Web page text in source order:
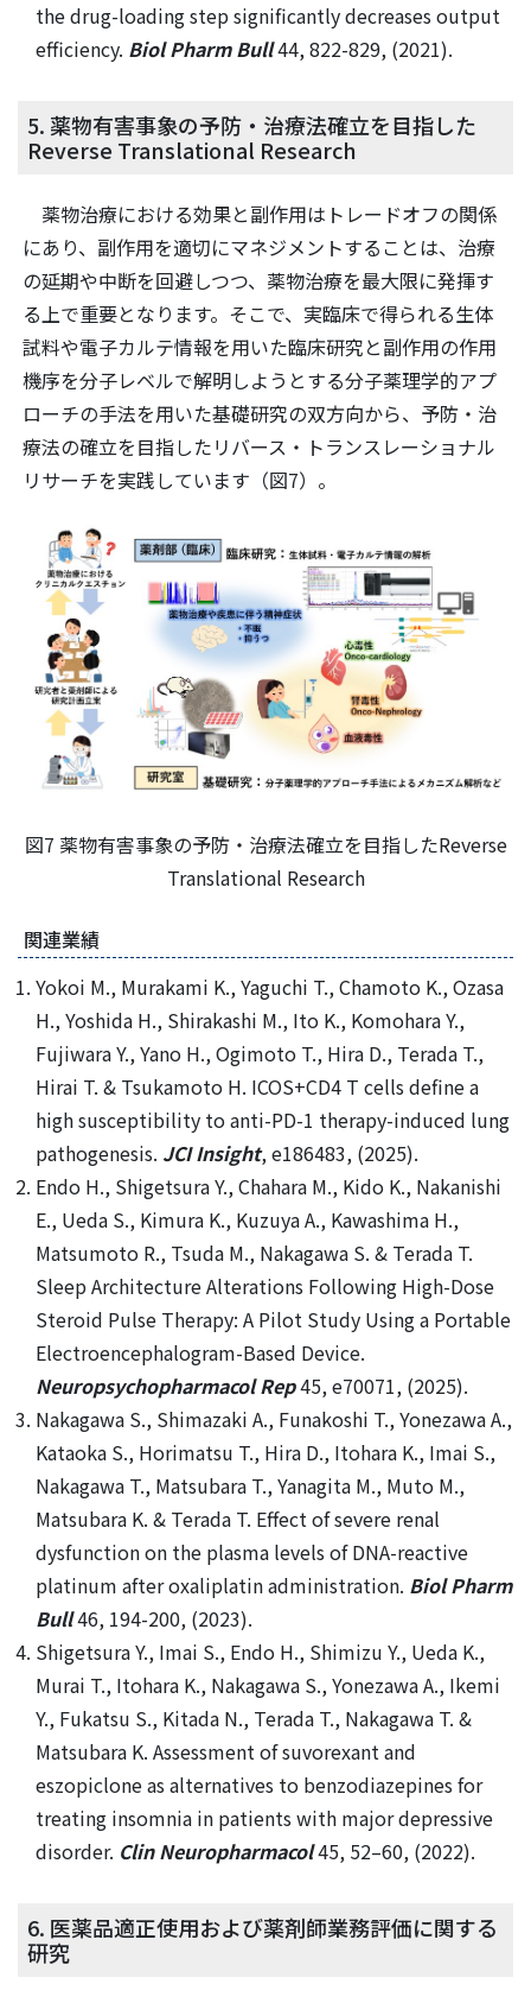
the drug-loading step significantly decreases output
efficiency. Biol Pharm Bull44, 822-829, (2021).
5. 薬物有害事象の予防・治療法確立を目指した
Reverse Translational Research
薬物治療における効果と副作用はトレードオフの関係
にあり、副作用を適切にマネジメントすることは、治療
の延期や中断を回避しつつ、薬物治療を最大限に発揮す
る上で重要となります。そこで、実臨床で得られる生体
試料や電子カルテ情報を用いた臨床研究と副作用の作用
機序を分子レベルで解明しようとする分子薬理学的アプ
ローチの手法を用いた基礎研究の双方向から、予防・治
療法の確立を目指したリバース・トランスレーショナル
リサーチを実践しています（図7）。
図7 薬物有害事象の予防・治療法確立を目指したReverse
Translational Research
関連業績
Yokoi M., Murakami K., Yaguchi T., Chamoto K., Ozasa
H., Yoshida H., Shirakashi M., Ito K., Komohara Y.,
Fujiwara Y., Yano H., Ogimoto T., Hira D., Terada T.,
Hirai T. & Tsukamoto H. ICOS+CD4 T cells define a
high susceptibility to anti-PD-1 therapy-induced lung
pathogenesis. JCI Insight, e186483, (2025).
Endo H., Shigetsura Y., Chahara M., Kido K., Nakanishi
E., Ueda S., Kimura K., Kuzuya A., Kawashima H.,
Matsumoto R., Tsuda M., Nakagawa S. & Terada T.
Sleep Architecture Alterations Following High-Dose
Steroid Pulse Therapy: A Pilot Study Using a Portable
Electroencephalogram-Based Device.
Neuropsychopharmacol Rep45, e70071, (2025).
Nakagawa S., Shimazaki A., Funakoshi T., Yonezawa A.,
Kataoka S., Horimatsu T., Hira D., Itohara K., Imai S.,
Nakagawa T., Matsubara T., Yanagita M., Muto M.,
Matsubara K. & Terada T. Effect of severe renal
dysfunction on the plasma levels of DNA-reactive
platinum after oxaliplatin administration. Biol Pharm
Bull46, 194-200, (2023).
Shigetsura Y., Imai S., Endo H., Shimizu Y., Ueda K.,
Murai T., Itohara K., Nakagawa S., Yonezawa A., Ikemi
Y., Fukatsu S., Kitada N., Terada T., Nakagawa T. &
Matsubara K. Assessment of suvorexant and
eszopiclone as alternatives to benzodiazepines for
treating insomnia in patients with major depressive
disorder. Clin Neuropharmacol45, 52–60, (2022).
6. 医薬品適正使用および薬剤師業務評価に関する
研究